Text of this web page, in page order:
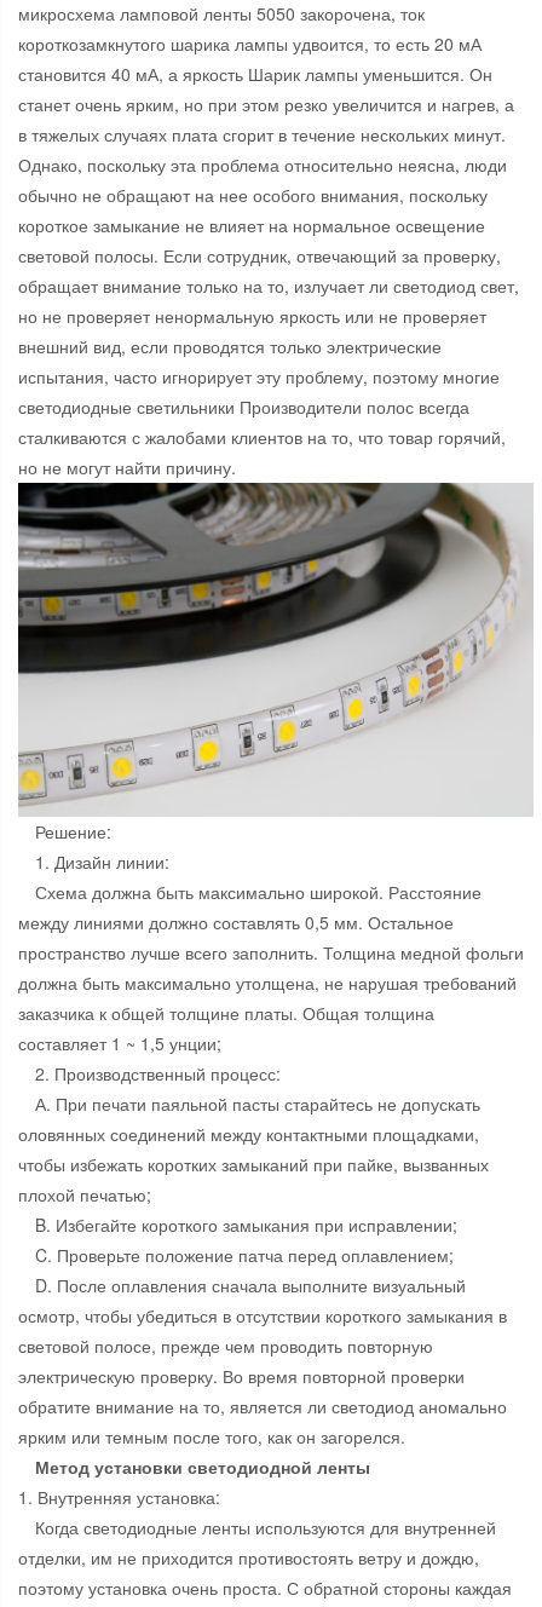
микросхема ламповой ленты 5050 закорочена, ток
короткозамкнутого шарика лампы удвоится, то есть 20 мА
становится 40 мА, а яркость Шарик лампы уменьшится. Он
станет очень ярким, но при этом резко увеличится и нагрев, а
в тяжелых случаях плата сгорит в течение нескольких минут.
Однако, поскольку эта проблема относительно неясна, люди
обычно не обращают на нее особого внимания, поскольку
короткое замыкание не влияет на нормальное освещение
световой полосы. Если сотрудник, отвечающий за проверку,
обращает внимание только на то, излучает ли светодиод свет,
но не проверяет ненормальную яркость или не проверяет
внешний вид, если проводятся только электрические
испытания, часто игнорирует эту проблему, поэтому многие
светодиодные светильники Производители полос всегда
сталкиваются с жалобами клиентов на то, что товар горячий,
но не могут найти причину.
Решение:
1. Дизайн линии:
Схема должна быть максимально широкой. Расстояние
между линиями должно составлять 0,5 мм. Остальное
пространство лучше всего заполнить. Толщина медной фольги
должна быть максимально утолщена, не нарушая требований
заказчика к общей толщине платы. Общая толщина
составляет 1 ~ 1,5 унции;
2. Производственный процесс:
А. При печати паяльной пасты старайтесь не допускать
оловянных соединений между контактными площадками,
чтобы избежать коротких замыканий при пайке, вызванных
плохой печатью;
B. Избегайте короткого замыкания при исправлении;
C. Проверьте положение патча перед оплавлением;
D. После оплавления сначала выполните визуальный
осмотр, чтобы убедиться в отсутствии короткого замыкания в
световой полосе, прежде чем проводить повторную
электрическую проверку. Во время повторной проверки
обратите внимание на то, является ли светодиод аномально
ярким или темным после того, как он загорелся.
Метод установки светодиодной ленты
1. Внутренняя установка:
Когда светодиодные ленты используются для внутренней
отделки, им не приходится противостоять ветру и дождю,
поэтому установка очень проста. С обратной стороны каждая